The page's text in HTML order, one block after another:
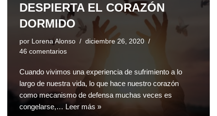
DESPIERTA EL CORAZÓN
DORMIDO
por Lorena Alonso
diciembre 26, 2020
46 comentarios
Cuando vivimos una experiencia de sufrimiento a lo
largo de nuestra vida, lo que hace nuestro corazón
como mecanismo de defensa muchas veces es
congelarse,… Leer más »